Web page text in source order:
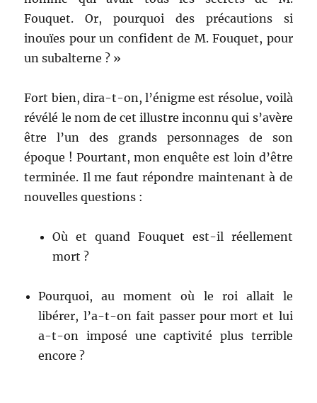
Fouquet. Or, pourquoi des précautions si
inouïes pour un confident de M. Fouquet, pour
un subalterne ? »
Fort bien, dira-t-on, l’énigme est résolue, voilà
révélé le nom de cet illustre inconnu qui s’avère
être l’un des grands personnages de son
époque ! Pourtant, mon enquête est loin d’être
terminée. Il me faut répondre maintenant à de
nouvelles questions :
Où et quand Fouquet est-il réellement
mort ?
Pourquoi, au moment où le roi allait le
libérer, l’a-t-on fait passer pour mort et lui
a-t-on imposé une captivité plus terrible
encore ?